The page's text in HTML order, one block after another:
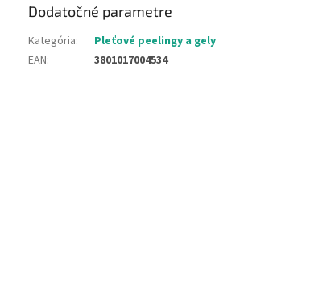
Dodatočné parametre
Kategória:
Pleťové peelingy a gely
EAN: 3801017004534